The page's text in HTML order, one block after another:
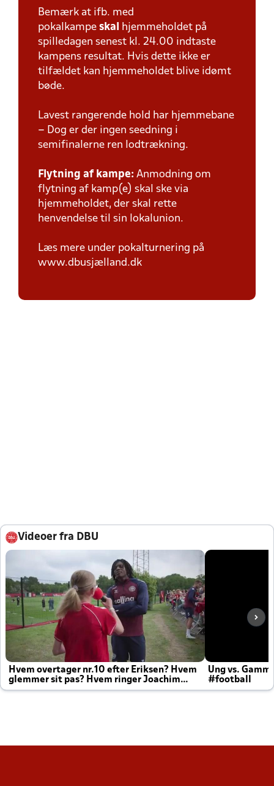
Bemærk at ifb. med
pokalkampe skal
hjemmeholdet på
spilledagen senest kl. 24.00 indtaste
kampens resultat. Hvis dette ikke er
tilfældet kan hjemmeholdet blive idømt
bøde.
Lavest rangerende hold har hjemmebane
– Dog er der ingen seedning i
semifinalerne ren lodtrækning.
Flytning af kampe: Anmodning om
flytning af kamp(e) skal ske via
hjemmeholdet, der skal rette
henvendelse til sin lokalunion.
Læs mere under pokalturnering på
www.dbusjælland.dk
Videoer fra DBU
Hvem overtager nr.10 efter Eriksen? Hvem
glemmer sit pas? Hvem ringer Joachim
altid til efter kampe?
Ung vs.
#football